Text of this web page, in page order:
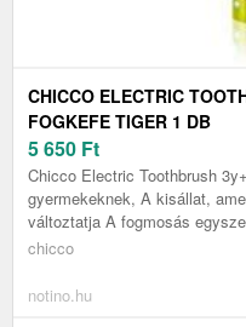
CHICCO ELECTRIC
FOGKEFE TIGER 1 DB
5 650 Ft
Chicco Electric Toothbrush
gyermekeknek, A kisállat,
változtatja A fogmosás
chicco
notino.hu